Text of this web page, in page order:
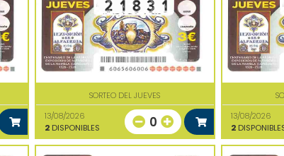
SORTEO DEL JUEVES
13/08/2026
2 DISPONIBLES 0
13/08/2026
2